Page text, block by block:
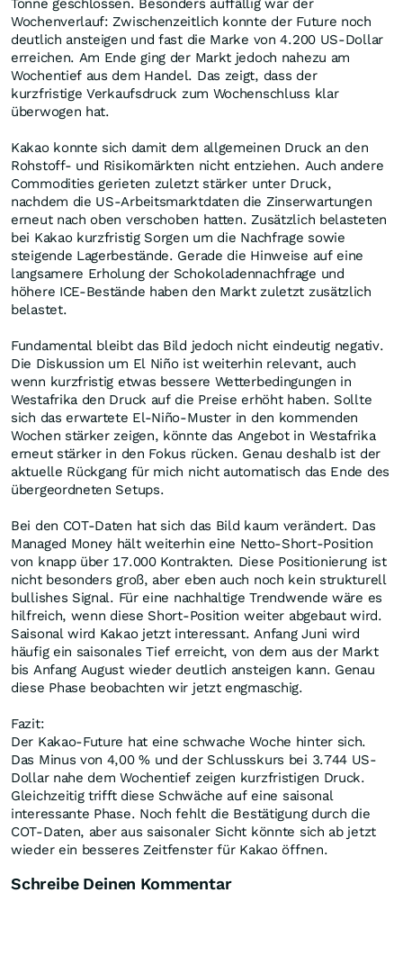
Tonne geschlossen. Besonders auffällig war der
Wochenverlauf: Zwischenzeitlich konnte der Future noch
deutlich ansteigen und fast die Marke von 4.200 US-Dollar
erreichen. Am Ende ging der Markt jedoch nahezu am
Wochentief aus dem Handel. Das zeigt, dass der
kurzfristige Verkaufsdruck zum Wochenschluss klar
überwogen hat.
Kakao konnte sich damit dem allgemeinen Druck an den
Rohstoff- und Risikomärkten nicht entziehen. Auch andere
Commodities gerieten zuletzt stärker unter Druck,
nachdem die US-Arbeitsmarktdaten die Zinserwartungen
erneut nach oben verschoben hatten. Zusätzlich belasteten
bei Kakao kurzfristig Sorgen um die Nachfrage sowie
steigende Lagerbestände. Gerade die Hinweise auf eine
langsamere Erholung der Schokoladennachfrage und
höhere ICE-Bestände haben den Markt zuletzt zusätzlich
belastet.
Fundamental bleibt das Bild jedoch nicht eindeutig negativ.
Die Diskussion um El Niño ist weiterhin relevant, auch
wenn kurzfristig etwas bessere Wetterbedingungen in
Westafrika den Druck auf die Preise erhöht haben. Sollte
sich das erwartete El-Niño-Muster in den kommenden
Wochen stärker zeigen, könnte das Angebot in Westafrika
erneut stärker in den Fokus rücken. Genau deshalb ist der
aktuelle Rückgang für mich nicht automatisch das Ende des
übergeordneten Setups.
Bei den COT-Daten hat sich das Bild kaum verändert. Das
Managed Money hält weiterhin eine Netto-Short-Position
von knapp über 17.000 Kontrakten. Diese Positionierung ist
nicht besonders groß, aber eben auch noch kein strukturell
bullishes Signal. Für eine nachhaltige Trendwende wäre es
hilfreich, wenn diese Short-Position weiter abgebaut wird.
Saisonal wird Kakao jetzt interessant. Anfang Juni wird
häufig ein saisonales Tief erreicht, von dem aus der Markt
bis Anfang August wieder deutlich ansteigen kann. Genau
diese Phase beobachten wir jetzt engmaschig.
Fazit:
Der Kakao-Future hat eine schwache Woche hinter sich.
Das Minus von 4,00 % und der Schlusskurs bei 3.744 US-
Dollar nahe dem Wochentief zeigen kurzfristigen Druck.
Gleichzeitig trifft diese Schwäche auf eine saisonal
interessante Phase. Noch fehlt die Bestätigung durch die
COT-Daten, aber aus saisonaler Sicht könnte sich ab jetzt
wieder ein besseres Zeitfenster für Kakao öffnen.
Schreibe Deinen Kommentar